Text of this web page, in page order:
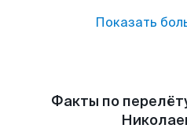
Показать
Факты по